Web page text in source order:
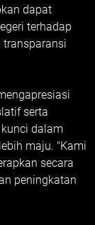
dapat
terhadap
transparansi
serta
dalam
maju. "Kami
secara
peningkatan